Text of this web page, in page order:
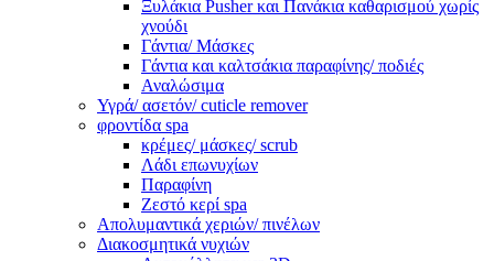
Ξυλάκια Pusher και Πανάκια καθαρισμού χωρίς
χνούδι
Γάντια/ Μάσκες
Γάντια και καλτσάκια παραφίνης/ ποδιές
Αναλώσιμα
Υγρά/ ασετόν/ cuticle remover
φροντίδα spa
κρέμες/ μάσκες/ scrub
Λάδι επωνυχίων
Παραφίνη
Ζεστό κερί spa
Απολυμαντικά χεριών/ πινέλων
Διακοσμητικά νυχιών